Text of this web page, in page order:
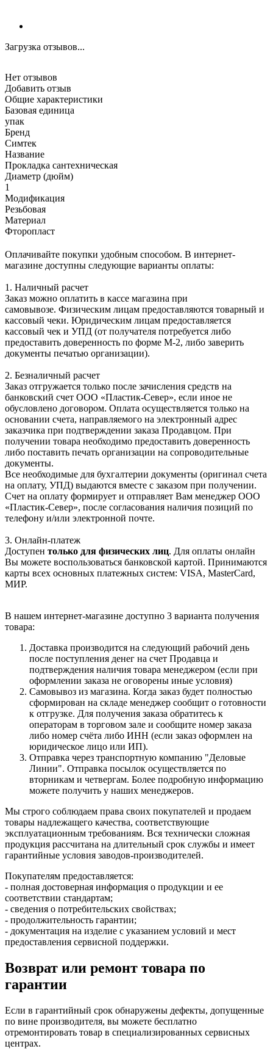
Загрузка отзывов...
Нет отзывов
Добавить отзыв
Общие характеристики
Базовая единица
упак
Бренд
Симтек
Название
Прокладка сантехническая
Диаметр (дюйм)
1
Модификация
Резьбовая
Материал
Фторопласт
Оплачивайте покупки удобным способом. В интернет-
магазине доступны следующие варианты оплаты:
1. Наличный расчет
Заказ можно оплатить в кассе магазина при
самовывозе. Физическим лицам предоставляются товарный и
кассовый чеки. Юридическим лицам предоставляется
кассовый чек и УПД (от получателя потребуется либо
предоставить доверенность по форме М-2, либо заверить
документы печатью организации).
2. Безналичный расчет
Заказ отгружается только после зачисления средств на
банковский счет ООО «Пластик-Север», если иное не
обусловлено договором. Оплата осуществляется только на
основании счета, направляемого на электронный адрес
заказчика при подтверждении заказа Продавцом. При
получении товара необходимо предоставить доверенность
либо поставить печать организации на сопроводительные
документы.
Все необходимые для бухгалтерии документы (оригинал счета
на оплату, УПД) выдаются вместе с заказом при получении.
Счет на оплату формирует и отправляет Вам менеджер ООО
«Пластик-Север», после согласования наличия позиций по
телефону и/или электронной почте.
3. Онлайн-платеж
Доступен только для физических лиц. Для оплаты онлайн
Вы можете воспользоваться банковской картой. Принимаются
карты всех основных платежных систем: VISA, MasterCard,
МИР.
В нашем интернет-магазине доступно 3 варианта получения
товара:
Доставка производится на следующий рабочий день
после поступления денег на счет Продавца и
подтверждения наличия товара менеджером (если при
оформлении заказа не оговорены иные условия)
Самовывоз из магазина. Когда заказ будет полностью
сформирован на складе менеджер сообщит о готовности
к отгрузке. Для получения заказа обратитесь к
операторам в торговом зале и сообщите номер заказа
либо номер счёта либо ИНН (если заказ оформлен на
юридическое лицо или ИП).
Отправка через транспортную компанию "Деловые
Линии". Отправка посылок осуществляется по
вторникам и четвергам. Более подробную информацию
можете получить у наших менеджеров.
Мы строго соблюдаем права своих покупателей и продаем
товары надлежащего качества, соответствующие
эксплуатационным требованиям. Вся технически сложная
продукция рассчитана на длительный срок службы и имеет
гарантийные условия заводов-производителей.
Покупателям предоставляется:
- полная достоверная информация о продукции и ее
соответствии стандартам;
- сведения о потребительских свойствах;
- продолжительность гарантии;
- документация на изделие с указанием условий и мест
предоставления сервисной поддержки.
Возврат или ремонт товара по
гарантии
Если в гарантийный срок обнаружены дефекты, допущенные
по вине производителя, вы можете бесплатно
отремонтировать товар в специализированных сервисных
центрах.